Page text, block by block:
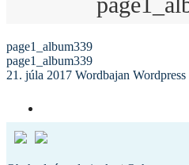
page1_album339
page1_album339
21. júla 2017 Wordbajan Wordpress